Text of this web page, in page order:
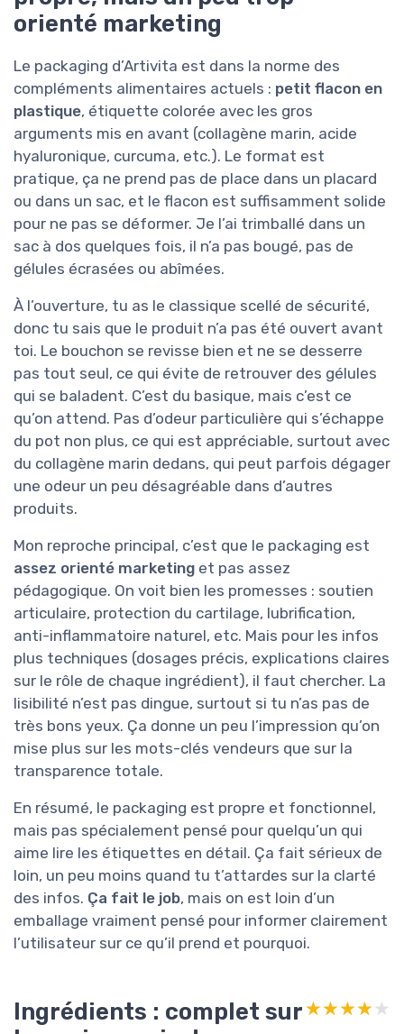
orienté marketing
Le packaging d’Artivita est dans la norme des
compléments alimentaires actuels : petit flacon en
plastique, étiquette colorée avec les gros
arguments mis en avant (collagène marin, acide
hyaluronique, curcuma, etc.). Le format est
pratique, ça ne prend pas de place dans un placard
ou dans un sac, et le flacon est suffisamment solide
pour ne pas se déformer. Je l’ai trimballé dans un
sac à dos quelques fois, il n’a pas bougé, pas de
gélules écrasées ou abîmées.
À l’ouverture, tu as le classique scellé de sécurité,
donc tu sais que le produit n’a pas été ouvert avant
toi. Le bouchon se revisse bien et ne se desserre
pas tout seul, ce qui évite de retrouver des gélules
qui se baladent. C’est du basique, mais c’est ce
qu’on attend. Pas d’odeur particulière qui s’échappe
du pot non plus, ce qui est appréciable, surtout avec
du collagène marin dedans, qui peut parfois dégager
une odeur un peu désagréable dans d’autres
produits.
Mon reproche principal, c’est que le packaging est
assez orienté marketing et pas assez
pédagogique. On voit bien les promesses : soutien
articulaire, protection du cartilage, lubrification,
anti-inflammatoire naturel, etc. Mais pour les infos
plus techniques (dosages précis, explications claires
sur le rôle de chaque ingrédient), il faut chercher. La
lisibilité n’est pas dingue, surtout si tu n’as pas de
très bons yeux. Ça donne un peu l’impression qu’on
mise plus sur les mots-clés vendeurs que sur la
transparence totale.
En résumé, le packaging est propre et fonctionnel,
mais pas spécialement pensé pour quelqu’un qui
aime lire les étiquettes en détail. Ça fait sérieux de
loin, un peu moins quand tu t’attardes sur la clarté
des infos. Ça fait le job, mais on est loin d’un
emballage vraiment pensé pour informer clairement
l’utilisateur sur ce qu’il prend et pourquoi.
Ingrédients : complet sur★★★★★
★★★★★